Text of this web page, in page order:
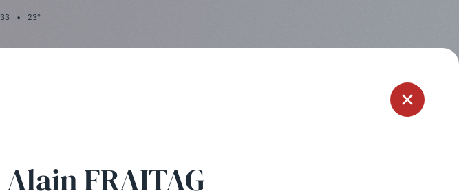
33 • 23°
Alain FRAITAG